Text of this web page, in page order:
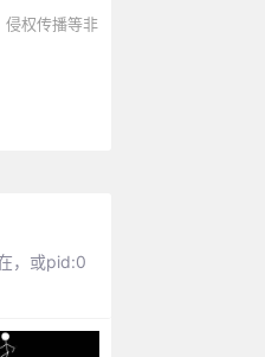
侵权传播等非
，或pid:0